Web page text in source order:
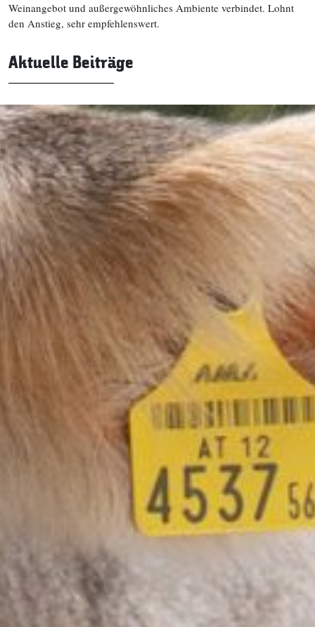
Weinangebot und außergewöhnliches Ambiente verbindet. Lohnt
den Anstieg, sehr empfehlenswert.
Aktuelle Beiträge